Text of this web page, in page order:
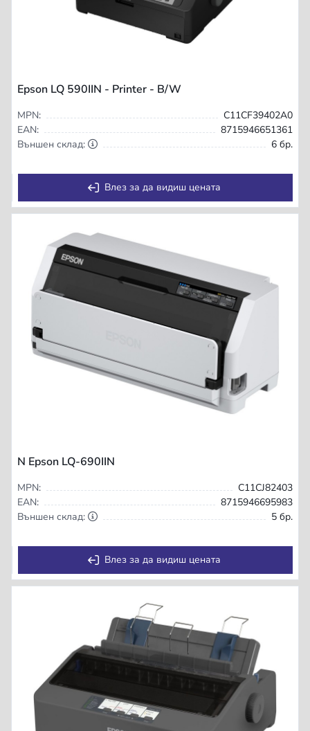
Epson LQ 590IIN - Printer - B/W
MPN:
C11CF39402A0
EAN:
8715946651361
Външен склад:
6 бр.
Влез за да видиш цената
N Epson LQ-690IIN
MPN:
C11CJ82403
EAN:
8715946695983
Външен склад:
5 бр.
Влез за да видиш цената